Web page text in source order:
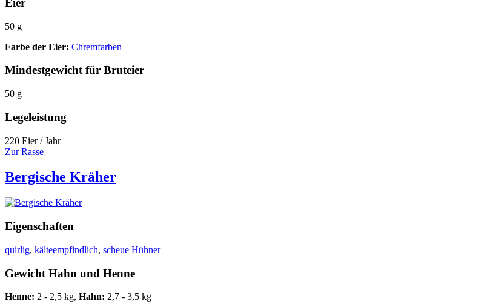
Eier
50 g
Farbe der Eier: Chremfarben
Mindestgewicht für Bruteier
50 g
Legeleistung
220 Eier / Jahr
Zur Rasse
Bergische Kräher
Eigenschaften
quirlig, kälteempfindlich, scheue Hühner
Gewicht Hahn und Henne
Henne: 2 - 2,5 kg, Hahn: 2,7 - 3,5 kg